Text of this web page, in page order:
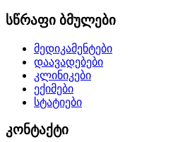
სწრაფი ბმულები
მედიკამენტები
დაავადებები
კლინიკები
ექიმები
სტატიები
კონტაქტი